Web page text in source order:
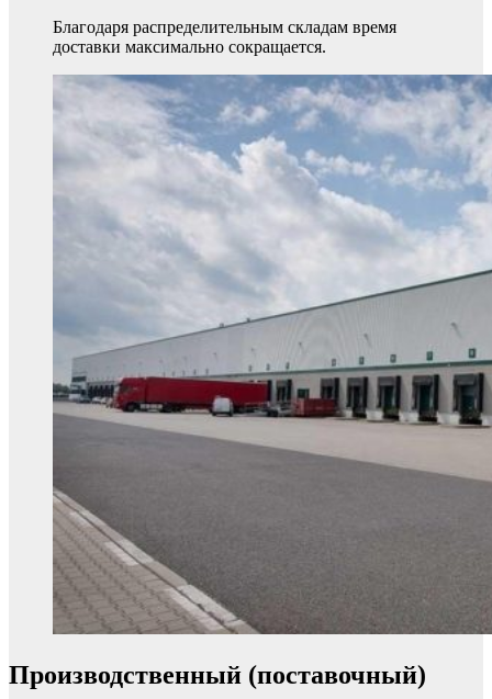
Благодаря распределительным складам время
доставки максимально сокращается.
Производственный (поставочный)